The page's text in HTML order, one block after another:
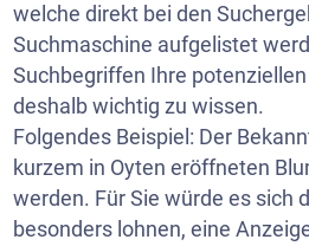
welche direkt bei den
Suchmaschine aufgelistet
Suchbegriffen Ihre
deshalb wichtig zu wissen.
Folgendes Beispiel: Der
kurzem in Oyten eröffneten
werden. Für Sie würde es sich
besonders lohnen, eine